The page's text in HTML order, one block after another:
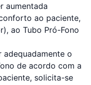
aumentada
ao paciente,
ao Tubo Pró-Fono
o
de acordo com a
solicita-se